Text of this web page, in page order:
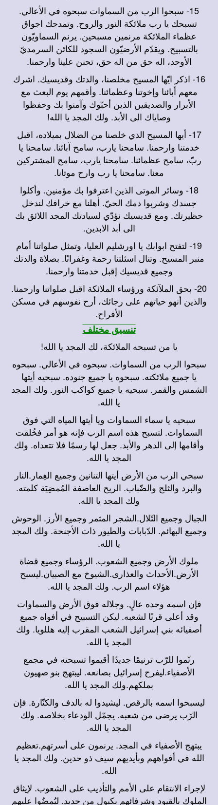
15- سبحوا الرب من السماوات سبحوه في الأعالي.
تسبحك يا رب ملائكة النور والروح. وتمدحك اجواق
عظماء الملائكة مرنمين مسبحين. يرنم السماويّون
بالتسبيح. ويقدّم الأرضيّون السجود للكائن السرمديّ
الأوحد، اله حق من اله حق، تحنن علينا وارحمنا.
16- اذكر ايّها المسيح مخلصنا، والدتك وقديسيك. اشرك
معهم أبائنا وإخوتنا وعظمائنا. وأقمهم يوم البعث مع
الأبرار والصديقين الذين أحبّوك وآمنوا بك وحفظوا
وصاياك الى الأبد. ولك المجد يا الله!
17- أيها المسيح الذي خلصنا من الضلال بميلاده، اقبل
خدمتنا وارحمنا. سامحنا يارب، سامح آبائنا. سامحنا يا
ربّ، سامح عظمائنا. سامحنا يارب، سامح المشتركين
معنا. سامحنا يا رب وارح موتانا.
18- وسائر الموتى الذين اعترفوا بك مؤمنين. وأكلوا
جسدك وشربوا دمك الحيّ. أهلنا مع خرافك لندخل
حظيرتك. ومع قديسيك نؤدّي لسيادتك المجد اللائق بك
الى أبد الابدين.
19- لتفتح ابوابك يا اورشليم العليا، وتمثل صلواتنا أمام
منبر المسيح. وتنال اسئلتنا رحمة وغفرانًا. بصلاة والدتك
وجميع قديسيك إقبل خدمتنا وارحمنا.
20- بحق الملآئكة ورؤساء الملائكة اقبل صلواتنا وارحمنا.
والذين أنهو حياتهم على رجائك، أرح نفوسهم في مسكن
الأفراح.
تنسيق مختلف
يا من تسبحه الملائكة، لك المجد يا الله!
سبحوا الرب من السماوات. سبحوه في الأعالي. سبحوه
يا جميع ملائكته. سبحوه يا جميع جنوده. سبحيه أيتها
الشمس والقمر. سبحيه يا جميع كواكب النور. ولك المجد
يا الله.
سبحيه يا سماء السماوات ويا أيتها المياه التي فوق
السماوات. لتسبح هذه اسم الرب فإنه هو أمر فخُلقت
وأقامها إلى الدهر والأبد. جعل لها رسمًا فلا تتعداه. ولك
المجد يا الله.
سبحي الرب من الأرض أيتها التنانين وجميع الغِمار.النار
والبرد والثلج والضّباب. الريح العاصفة المُمضِيَة كلمته.
ولك المجد يا الله.
الجبال وجميع التّلال.الشجر المثمر وجميع الأرز. الوحوش
وجميع البهائم. الدّبابات والطيور ذات الأجنحة. ولك المجد
يا الله.
ملوك الأرض وجميع الشعوب. الرؤساء وجميع قضاة
الأرض.الأحداث والعذارى.الشيوخ مع الصبيان.ليسبح
هؤلاء اسم الرب. ولك المجد يا الله.
فإن اسمه وحده عالٍ. وجلاله فوق الأرض والسماوات
وقد أعلى قرنًا لشعبه. ليكن التسبيح في أفواه جميع
أصفيائه بني إسرائيل الشعب المقرب إليه هللويا. ولك
المجد يا الله.
رنّموا للرّب ترنيمًا جديدًا أقيموا تسبحته في مجمع
الأصفياء.ليفرح إسرائيل بصانعه. ليبتهج بنو صهيون
بملكهم.ولك المجد يا الله.
ليسبحوا اسمه بالرقص. ليشيدوا له بالدف والكنّارة. فإن
الرّب يرضى من شعبه. يجمّل الودعاء بخلاصه. ولك
المجد يا الله.
يبتهج الأصفياء في المجد. يرنمون على أسرتهم.تعظيم
الله في أفواههم وبأيديهم سيف ذو حدين. ولك المجد يا
الله.
لإجراء الانتقام على الأمم والتأديب على الشعوب. لإيثاق
الملوك بالقيود وشرفائهم بكبول من حديد. ليُمضُوا عليهم